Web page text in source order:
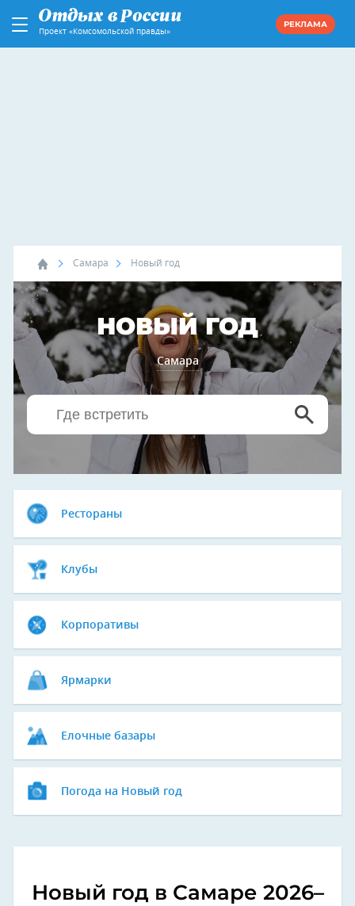
Проект «Комсомольской правды»
РЕКЛАМА
Самара Новый год
НОВЫЙ ГОД
Самара
Рестораны
Клубы
Корпоративы
Ярмарки
Елочные базары
Погода на Новый год
Новый год в Самаре 2026–